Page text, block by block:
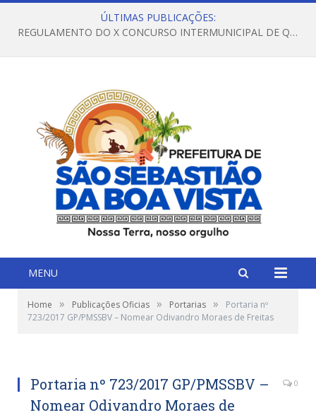
ÚLTIMAS PUBLICAÇÕES:
REGULAMENTO DO X CONCURSO INTERMUNICIPAL DE QUADRILHAS JUNINAS – 2026 – ARRAIÁ DA VENEZA
MENU
Home » Publicações Oficias » Portarias »
Portaria nº
723/2017 GP/PMSSBV – Nomear Odivandro Moraes de Freitas
Portaria nº 723/2017 GP/PMSSBV –
Nomear Odivandro Moraes de
0